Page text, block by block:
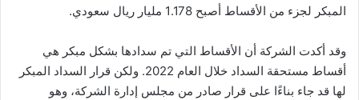
المبكر لجزء من الأقساط أصبح 1.178 مليار ريال سعودي.
وقد أكدت الشركة أن الأقساط التي تم سدادها بشكل مبكر هي
أقساط مستحقة السداد خلال العام 2022. ولكن قرار السداد المبكر
لها قد جاء بناءًا على قرار صادر من مجلس إدارة الشركة، وهو